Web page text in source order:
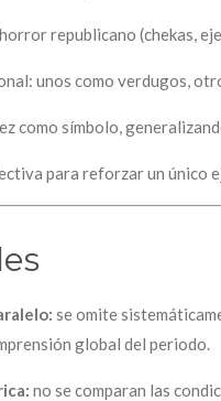
republicano (chekas,
unos como verdugos,
como símbolo,
para reforzar un único
se omite
global del periodo.
no se comparan las